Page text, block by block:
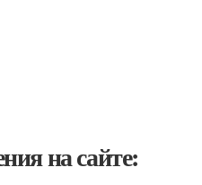
на сайте: